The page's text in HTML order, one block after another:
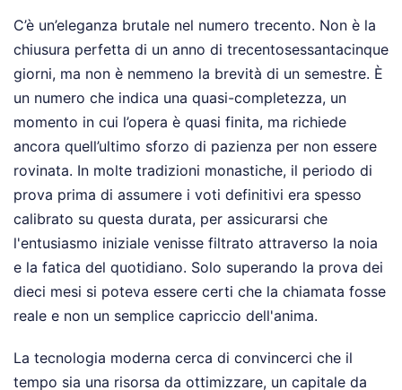
C’è un’eleganza brutale nel numero trecento. Non è la
chiusura perfetta di un anno di trecentosessantacinque
giorni, ma non è nemmeno la brevità di un semestre. È
un numero che indica una quasi-completezza, un
momento in cui l’opera è quasi finita, ma richiede
ancora quell’ultimo sforzo di pazienza per non essere
rovinata. In molte tradizioni monastiche, il periodo di
prova prima di assumere i voti definitivi era spesso
calibrato su questa durata, per assicurarsi che
l'entusiasmo iniziale venisse filtrato attraverso la noia
e la fatica del quotidiano. Solo superando la prova dei
dieci mesi si poteva essere certi che la chiamata fosse
reale e non un semplice capriccio dell'anima.
La tecnologia moderna cerca di convincerci che il
tempo sia una risorsa da ottimizzare, un capitale da